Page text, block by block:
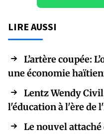
LIRE AUSSI
L’artère coupée:
une économie
Lentz Wendy
l'éducation à l'ère
Le nouvel attaché